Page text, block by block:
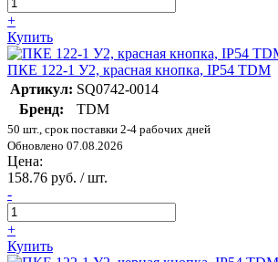
+
Купить
ПКЕ 122-1 У2, красная кнопка, IP54 TDM
Артикул: SQ0742-0014
Бренд:
TDM
50 шт., срок поставки 2-4 рабочих дней
Обновлено 07.08.2026
Цена:
158.76 руб. / шт.
-
+
Купить